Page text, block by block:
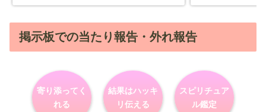
掲示板での当たり報告・外れ報告
寄り添ってく
れる
結果はハッキ
リ伝える
スピリチュア
ル鑑定